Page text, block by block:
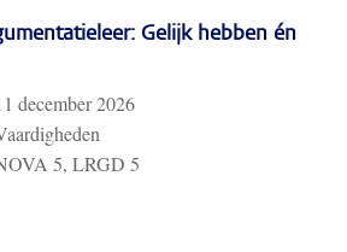
Gelijk hebben én
december 2026
5, LRGD 5